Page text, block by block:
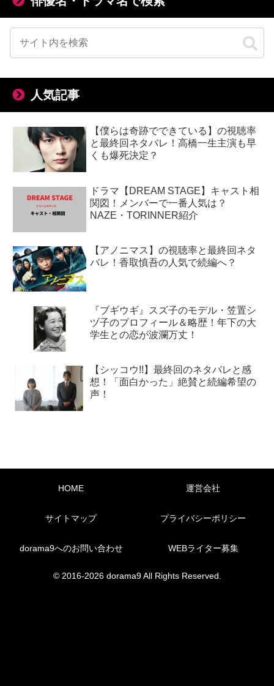
人気記事
【僕らは奇跡でできている】の視聴率
と最終回ネタバレ！高橋一生主演も早
くも爆死決定？
ドラマ【DREAM STAGE】キャスト相
関図！メンバーで一番人気は？
NAZE・TORINNER紹介
【アノニマス】の視聴率と最終回ネタ
バレ！香取慎吾の人気で続編へ？
『ブギウギ』スズ子のモデル・笠置シ
ヅ子のプロフィール＆略歴！年下の大
学生との恋が波瀾万丈！
【シッコウ!!】最終回のネタバレと感
想！「面白かった」絶賛と続編希望の
声！
HOME 運営会社
サイトマップ プライバシーポリシー
dorama9へのお問い合わせ WEBライター募集
© 2016-2026 dorama9 All Rights Reserved.